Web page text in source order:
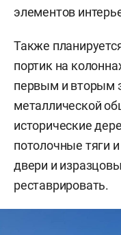
элементов
Также
портик на
первым и вторым
металлической
исторические
потолочные тяги
двери и
реставрировать.